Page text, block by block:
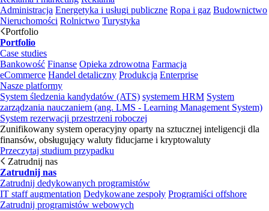
Administracja Energetyka i usługi publiczne Ropa i gaz Budownictwo
Nieruchomości Rolnictwo Turystyka
Portfolio
Portfolio
Case studies
Bankowość Finanse Opieka zdrowotna Farmacja
eCommerce Handel detaliczny Produkcja Enterprise
Nasze platformy
System śledzenia kandydatów (ATS) systemem HRM System
zarządzania nauczaniem (ang. LMS - Learning Management System)
System rezerwacji przestrzeni roboczej
Zunifikowany system operacyjny oparty na sztucznej inteligencji dla
finansów, obsługujący waluty fiducjarne i kryptowaluty
Przeczytaj studium przypadku
Zatrudnij nas
Zatrudnij nas
Zatrudnij dedykowanych programistów
IT staff augmentation Dedykowane zespoły Programiści offshore
Zatrudnij programistów webowych